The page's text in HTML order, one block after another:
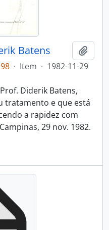
Batens
· Item · 1982-11-29
Diderik Batens,
tratamento e que está
a rapidez com
29 nov. 1982.